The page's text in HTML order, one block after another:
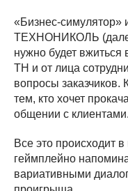
«Бизнес-симулятор»
ТЕХНОНИКОЛЬ
нужно будет
ТН и от лица
вопросы заказчиков.
тем, кто хочет
общении с клиентами.
Все это происходит
геймплейно
вариативными